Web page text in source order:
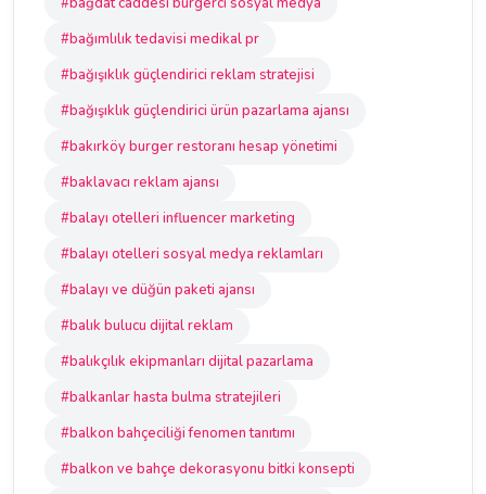
#bağımlılık tedavisi medikal pr
#bağışıklık güçlendirici reklam stratejisi
#bağışıklık güçlendirici ürün pazarlama ajansı
#bakırköy burger restoranı hesap yönetimi
#baklavacı reklam ajansı
#balayı otelleri influencer marketing
#balayı otelleri sosyal medya reklamları
#balayı ve düğün paketi ajansı
#balık bulucu dijital reklam
#balıkçılık ekipmanları dijital pazarlama
#balkanlar hasta bulma stratejileri
#balkon bahçeciliği fenomen tanıtımı
#balkon ve bahçe dekorasyonu bitki konsepti